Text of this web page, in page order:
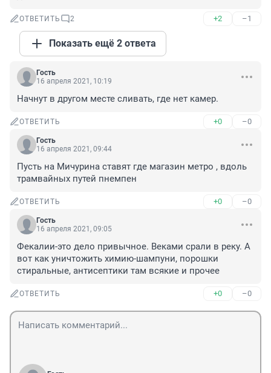
ОТВЕТИТЬ 2 +2 –1
Показать ещё 2 ответа
Гость
16 апреля 2021, 10:19
Начнут в другом месте сливать, где нет камер.
ОТВЕТИТЬ +0 –0
Гость
16 апреля 2021, 09:44
Пусть на Мичурина ставят где магазин метро , вдоль
трамвайных путей пнемпен
ОТВЕТИТЬ +0 –0
Гость
16 апреля 2021, 09:05
Фекалии-это дело привычное. Веками срали в реку. А
вот как уничтожить химию-шампуни, порошки
стиральные, антисептики там всякие и прочее
ОТВЕТИТЬ +0 –0